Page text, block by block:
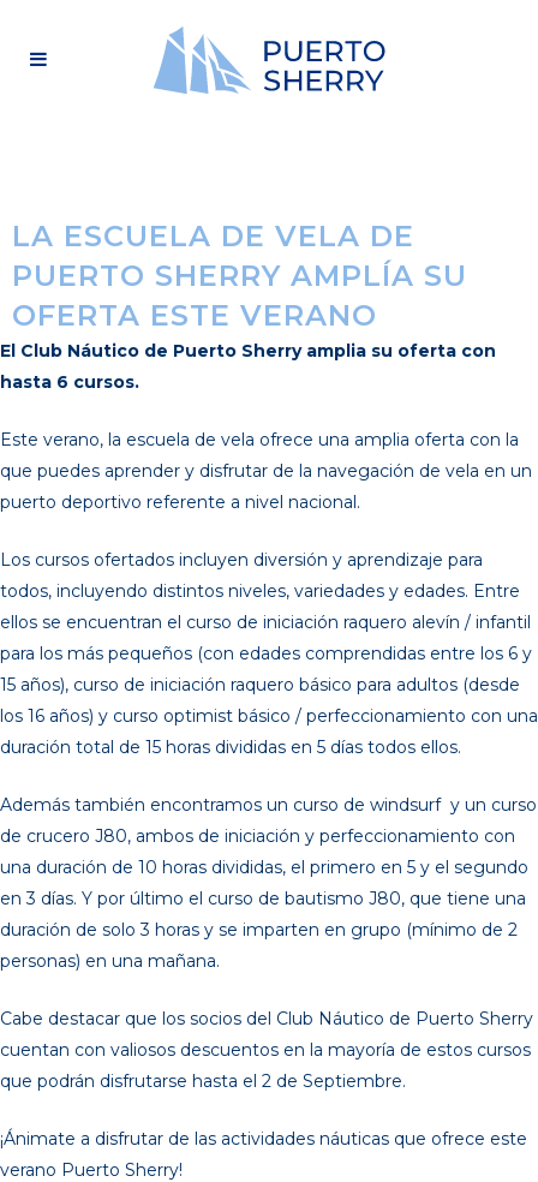
LA ESCUELA DE VELA DE
PUERTO SHERRY AMPLÍA SU
OFERTA ESTE VERANO
El Club Náutico de Puerto Sherry amplia su oferta con
hasta 6 cursos.
Este verano, la escuela de vela ofrece una amplia oferta con la
que puedes aprender y disfrutar de la navegación de vela en un
puerto deportivo referente a nivel nacional.
Los cursos ofertados incluyen diversión y aprendizaje para
todos, incluyendo distintos niveles, variedades y edades. Entre
ellos se encuentran el curso de iniciación raquero alevín / infantil
para los más pequeños (con edades comprendidas entre los 6 y
15 años), curso de iniciación raquero básico para adultos (desde
los 16 años) y curso optimist básico / perfeccionamiento con una
duración total de 15 horas divididas en 5 días todos ellos.
Además también encontramos un curso de windsurf y un curso
de crucero J80, ambos de iniciación y perfeccionamiento con
una duración de 10 horas divididas, el primero en 5 y el segundo
en 3 días. Y por último el curso de bautismo J80, que tiene una
duración de solo 3 horas y se imparten en grupo (mínimo de 2
personas) en una mañana.
Cabe destacar que los socios del Club Náutico de Puerto Sherry
cuentan con valiosos descuentos en la mayoría de estos cursos
que podrán disfrutarse hasta el 2 de Septiembre.
¡Ánimate a disfrutar de las actividades náuticas que ofrece este
verano Puerto Sherry!